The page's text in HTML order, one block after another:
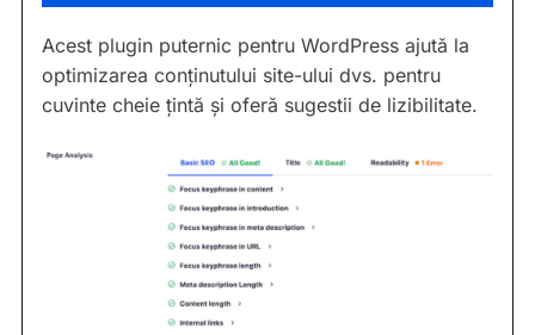
Acest plugin puternic pentru WordPress ajută la
optimizarea conținutului site-ului dvs. pentru
cuvinte cheie țintă și oferă sugestii de lizibilitate.